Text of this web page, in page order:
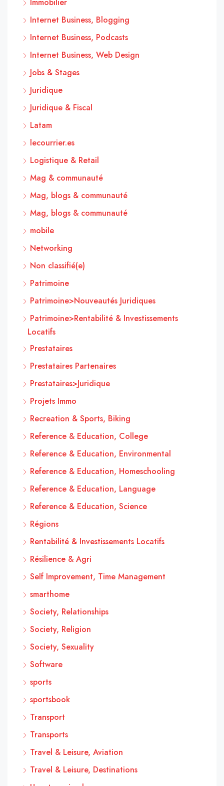
Immobilier
Internet Business, Blogging
Internet Business, Podcasts
Internet Business, Web Design
Jobs & Stages
Juridique
Juridique & Fiscal
Latam
lecourrier.es
Logistique & Retail
Mag & communauté
Mag, blogs & communauté
Mag, blogs & communauté
mobile
Networking
Non classifié(e)
Patrimoine
Patrimoine>Nouveautés Juridiques
Patrimoine>Rentabilité & Investissements
Locatifs
Prestataires
Prestataires Partenaires
Prestataires>Juridique
Projets Immo
Recreation & Sports, Biking
Reference & Education, College
Reference & Education, Environmental
Reference & Education, Homeschooling
Reference & Education, Language
Reference & Education, Science
Régions
Rentabilité & Investissements Locatifs
Résilience & Agri
Self Improvement, Time Management
smarthome
Society, Relationships
Society, Religion
Society, Sexuality
Software
sports
sportsbook
Transport
Transports
Travel & Leisure, Aviation
Travel & Leisure, Destinations